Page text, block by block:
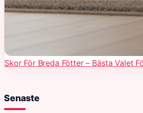
Skor För Breda Fötter – Bästa Valet
Senaste